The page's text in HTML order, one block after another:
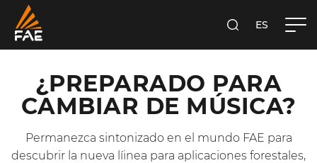
BUSCAES
¿PREPARADO PARA
CAMBIAR DE MÚSICA?
Permanezca sintonizado en el mundo FAE para
descubrir la nueva líinea para aplicaciones forestales,